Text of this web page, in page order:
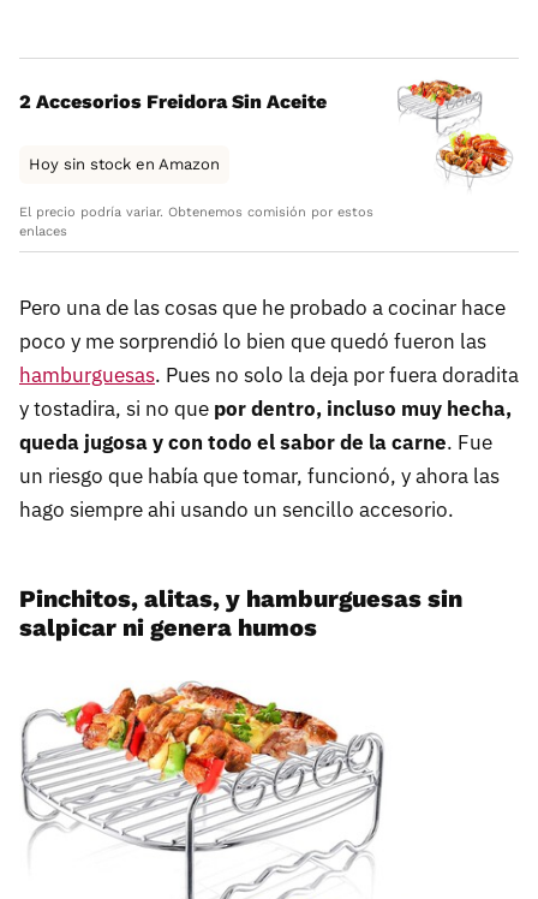
2 Accesorios Freidora Sin Aceite
Hoy sin stock en Amazon
El precio podría variar. Obtenemos comisión por estos
enlaces
Pero una de las cosas que he probado a cocinar hace
poco y me sorprendió lo bien que quedó fueron las
hamburguesas. Pues no solo la deja por fuera doradita
y tostadira, si no que por dentro, incluso muy hecha,
queda jugosa y con todo el sabor de la carne. Fue
un riesgo que había que tomar, funcionó, y ahora las
hago siempre ahi usando un sencillo accesorio.
Pinchitos, alitas, y hamburguesas sin
salpicar ni genera humos